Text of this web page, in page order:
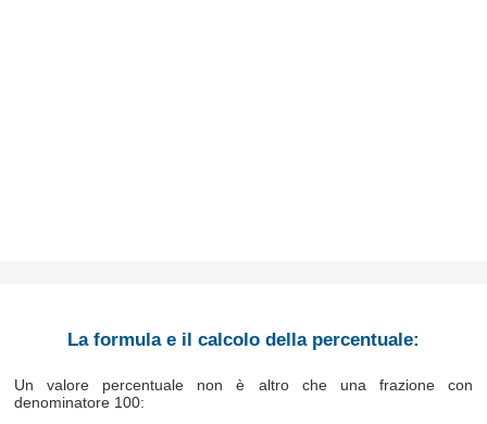
La formula e il calcolo della percentuale:
Un valore percentuale non è altro che una frazione con
denominatore 100: